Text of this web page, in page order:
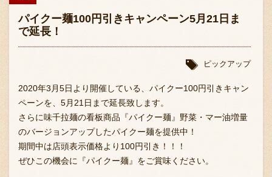
パイクー麺100円引きキャンペーン5月21日ま
で延長！
ピックアップ
2020年3月5日より開催している、パイクー100円引きキャン
ペーンを、5月21日まで延長致します。
さらに味千拉麺の看板商品『パイクー麺』野菜・マー油増量
のバージョンアップしたパイクー麺を提供中！
期間中は店頭表示価格より100円引き！！！
ぜひこの機会に『パイクー麺』をご賞味ください。